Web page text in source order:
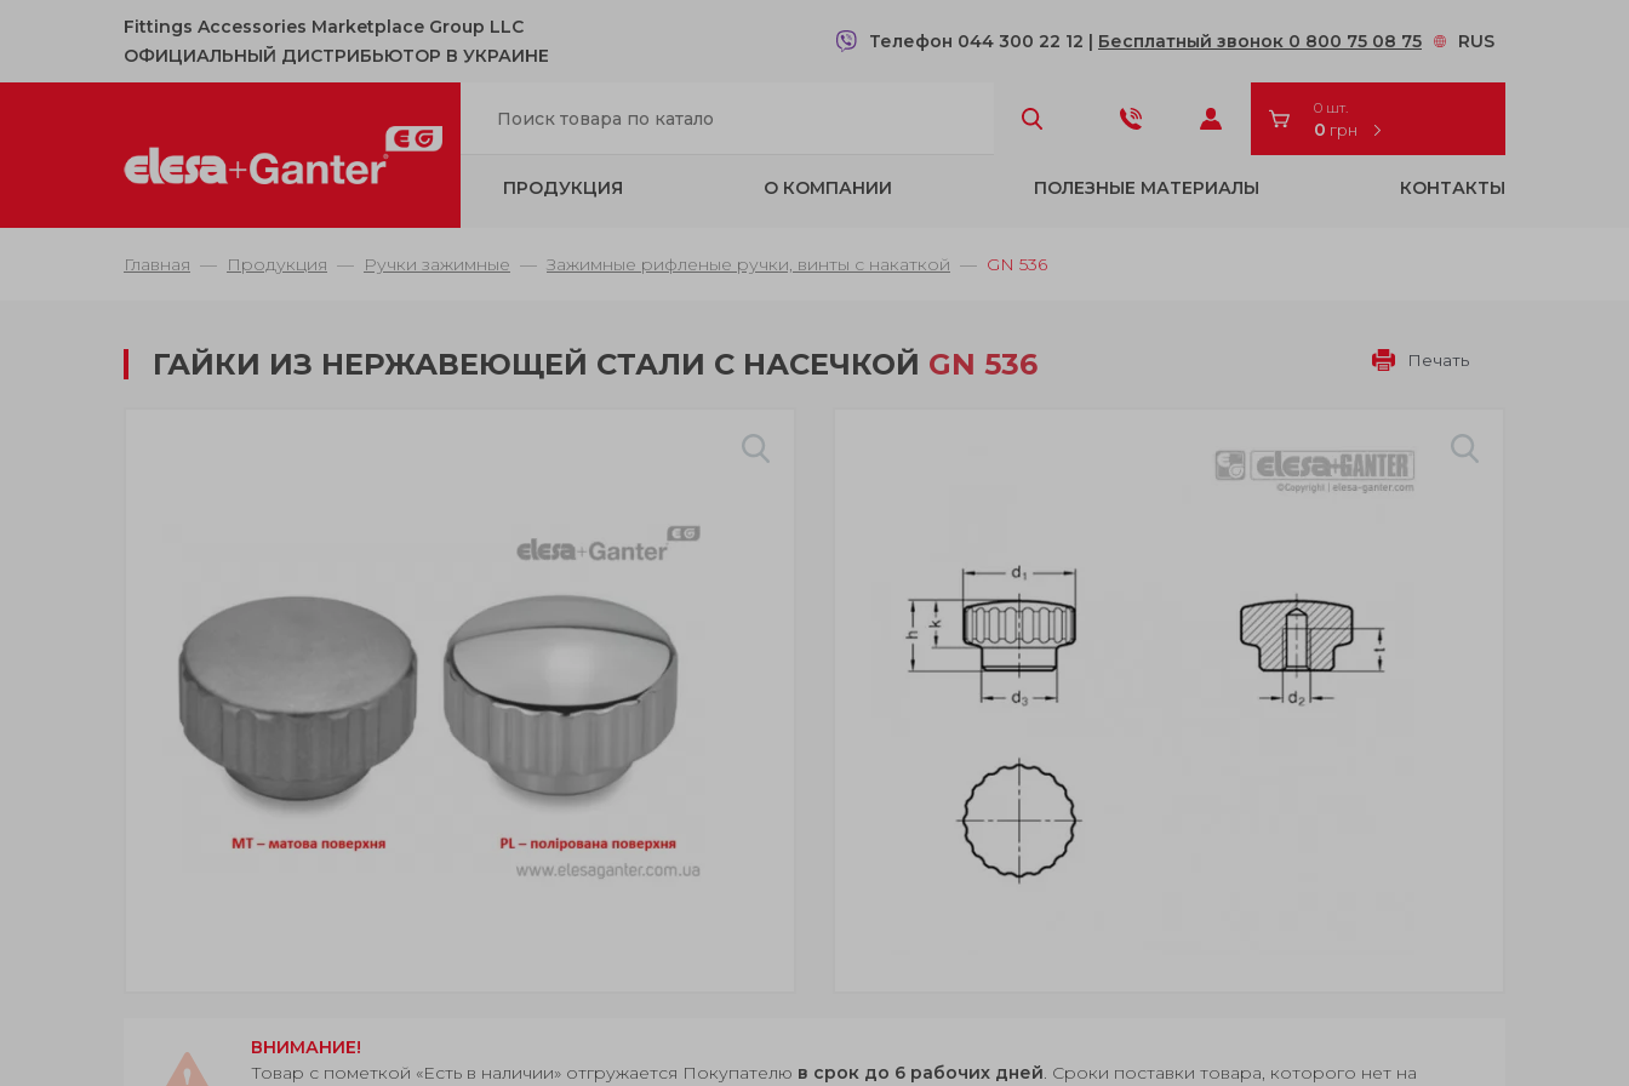
Fittings Accessories Marketplace Group LLC
ОФИЦИАЛЬНЫЙ ДИСТРИБЬЮТОР В УКРАИНЕ
Телефон 044 300 22 12 | Бесплатный звонок 0 800 75 08 75 RUS
0 шт.
0 грн
ПРОДУКЦИЯ О КОМПАНИИ ПОЛЕЗНЫЕ МАТЕРИАЛЫ КОНТАКТЫ
Главная Продукция Ручки зажимные Зажимные рифленые ручки, винты с накаткой GN 536
ГАЙКИ ИЗ НЕРЖАВЕЮЩЕЙ СТАЛИ С НАСЕЧКОЙ GN 536 Печать
ВНИМАНИЕ!
Товар с пометкой «Есть в наличии» отгружается Покупателю в срок до 6 рабочих дней. Сроки поставки товара, которого нет на